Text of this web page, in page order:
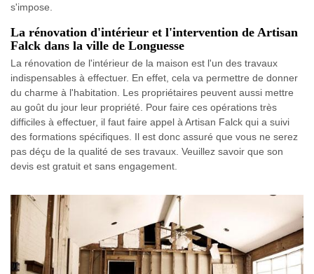
s'impose.
La rénovation d'intérieur et l'intervention de Artisan
Falck dans la ville de Longuesse
La rénovation de l'intérieur de la maison est l'un des travaux
indispensables à effectuer. En effet, cela va permettre de donner
du charme à l'habitation. Les propriétaires peuvent aussi mettre
au goût du jour leur propriété. Pour faire ces opérations très
difficiles à effectuer, il faut faire appel à Artisan Falck qui a suivi
des formations spécifiques. Il est donc assuré que vous ne serez
pas déçu de la qualité de ses travaux. Veuillez savoir que son
devis est gratuit et sans engagement.